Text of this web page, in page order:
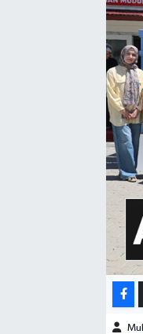
HABERDE
KÜLTÜR-SANAT
MAGAZİN
ÖZEL HABER